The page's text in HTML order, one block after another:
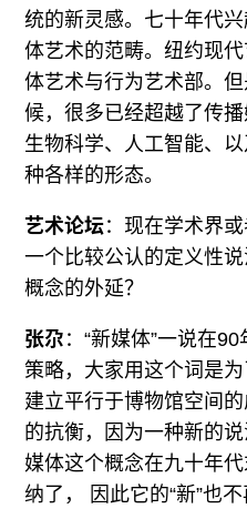
统的新灵感。七十年代
体艺术的范畴。纽约现
体艺术与行为艺术部。
候，很多已经超越了传
生物科学、人工智能、
种各样的形态。
艺术论坛：现在学术界
一个比较公认的定义性
概念的外延？
张尕 ：“新媒体”一说在
策略，大家用这个词是
建立平行于博物馆空间
的抗衡，因为一种新的
媒体这个概念在九十年
纳了， 因此它的“新”也